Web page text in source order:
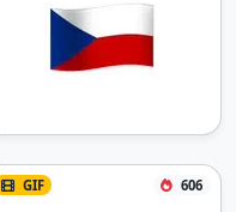
GIF 606